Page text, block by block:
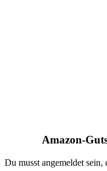
Amazon-
Du musst angemeldet